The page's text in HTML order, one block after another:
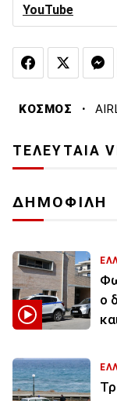
YouTube
ΚΟΣΜΟΣ ·
ΤΕΛΕΥΤΑΙΑ
ΔΗΜΟΦΙΛΗ
ο